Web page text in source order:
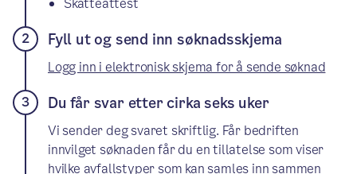
Fyll ut og send inn søknadsskjema
Logg inn i elektronisk skjema for å sende søknad
Du får svar etter cirka seks uker
Vi sender deg svaret skriftlig. Får bedriften
innvilget søknaden får du en tillatelse som viser
hvilke avfallstyper som kan samles inn sammen